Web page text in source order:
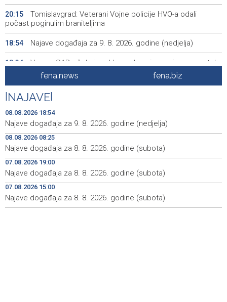
20:15
Tomislavgrad: Veterani Vojne policije HVO-a odali
počast poginulim braniteljima
18:54 Najave događaja za 9. 8. 2026. godine (nedjelja)
18:34
Vance: SAD očekuje od Irana da osigura siguran protok
nafte kroz Hormuški moreuz
18:21
Iranski šef sigurnosti: Hormuški moreuz će ostati
zatvoren dok SAD ne ispuni zahtjeve Teherana
18:09
Iran 'vrlo blizu' dogovora s Omanom o novoj Hormuškoj
brodskoj ruti
18:05
Koncertom Marije Šerifović večeras se zatvara
manifestacija 'Dani dijaspore Travnik 2026'
17:26
Kod mosta Brčko - Gunja pronađene kosti, vještaci
sudske medicine utvrđuju porijeklo
17:15
'Pekijada' u Varešu okupila 37 ekipa iz četiri države
fena.news fena.biz
NAJAVE
08.08.2026 18:54
Najave događaja za 9. 8. 2026. godine (nedjelja)
08.08.2026 08:25
Najave događaja za 8. 8. 2026. godine (subota)
07.08.2026 19:00
Najave događaja za 8. 8. 2026. godine (subota)
07.08.2026 15:00
Najave događaja za 8. 8. 2026. godine (subota)